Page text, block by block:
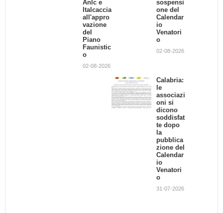
Anlc e
Italcaccia
all'appro
vazione
del
Piano
Faunistic
o
02-08-2026
sospensi
one del
Calendar
io
Venatori
o
02-08-2026
Calabria:
le
associazi
oni si
dicono
soddisfat
te dopo
la
pubblica
zione del
Calendar
io
Venatori
o
31-07-2026
O 5 CANI
DA
CACCIA
25-07-2016
di
cinghiali
12-08-2019
Provincia di Torino: chi